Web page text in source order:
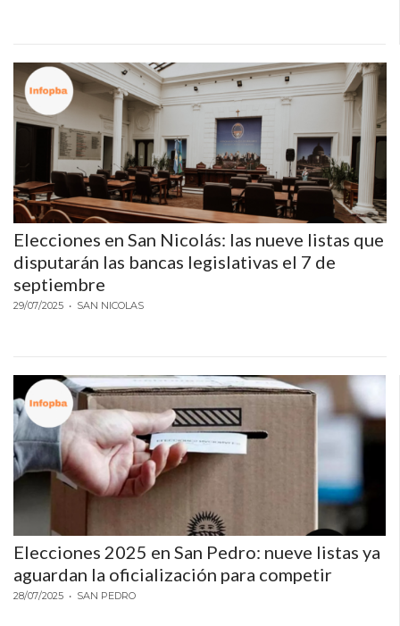
Elecciones en San Nicolás: las nueve listas que
disputarán las bancas legislativas el 7 de
septiembre
29/07/2025 • SAN NICOLAS
Elecciones 2025 en San Pedro: nueve listas ya
aguardan la oficialización para competir
28/07/2025 • SAN PEDRO